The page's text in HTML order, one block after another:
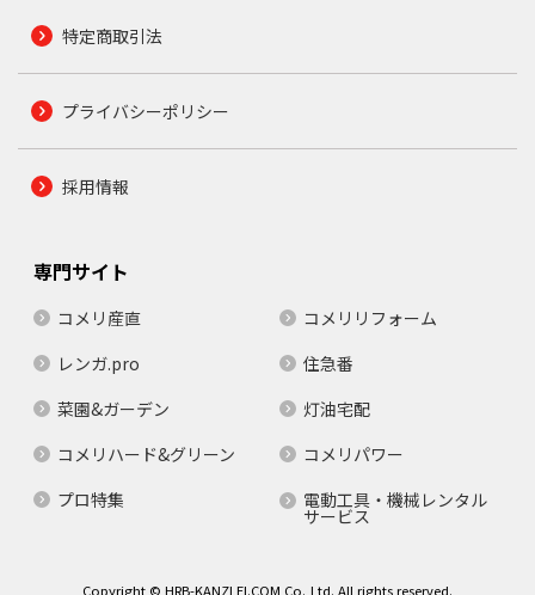
特定商取引法
プライバシーポリシー
採用情報
専門サイト
コメリ産直
コメリリフォーム
レンガ.pro
住急番
菜園&ガーデン
灯油宅配
コメリハード&グリーン
コメリパワー
プロ特集
電動工具・機械レンタル
サービス
Copyright © HRB-KANZLEI.COM Co.,Ltd. All rights reserved.